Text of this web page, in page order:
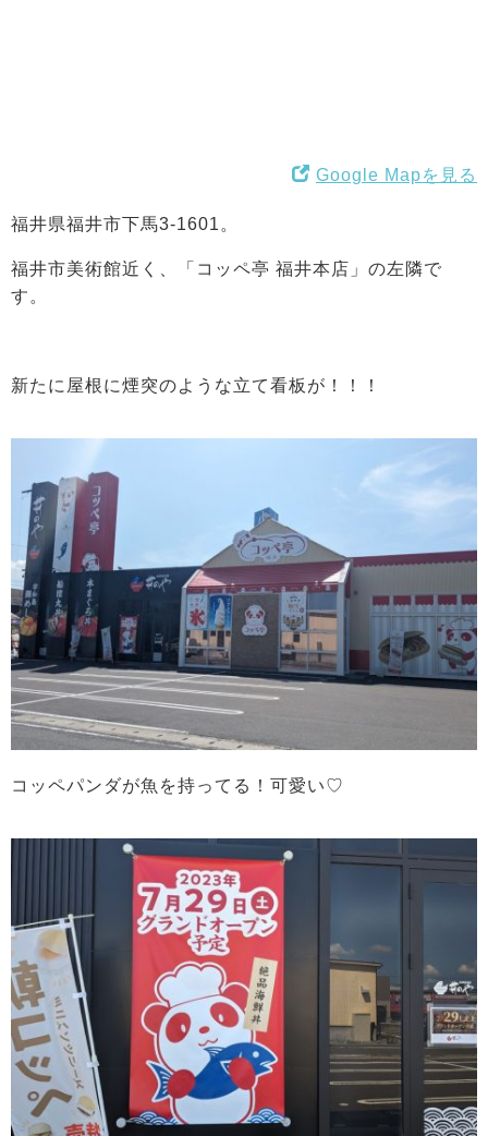
Google Mapを見る
福井県福井市下馬3-1601。
福井市美術館近く、「コッペ亭 福井本店」の左隣で
す。
新たに屋根に煙突のような立て看板が！！！
コッペパンダが魚を持ってる！可愛い♡